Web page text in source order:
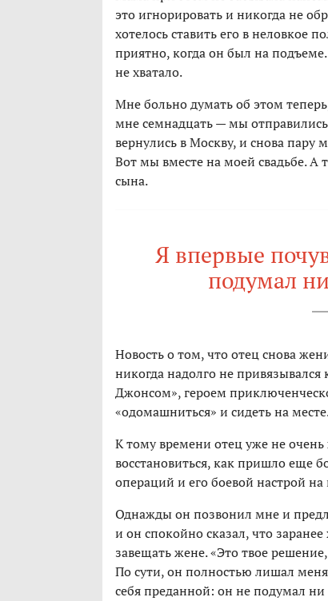
это игнорировать и никогда не
хотелось ставить его в неловкое
приятно, когда он был на
не хватало.
Мне больно думать об этом
мне семнадцать — мы
вернулись в Москву, и снова пару
Вот мы вместе на моей свадьбе. А
сына.
Я впервые
подумал
Новость о том, что отец снова
никогда надолго не
Джонсом», героем
«одомашниться» и сидеть на
К тому времени отец уже не очень
восстановиться, как пришло еще
операций и его боевой настрой
Однажды он позвонил мне и
и он спокойно сказал, что
завещать жене. «Это твое
По сути, он полностью лишал
себя преданной: он не подумал